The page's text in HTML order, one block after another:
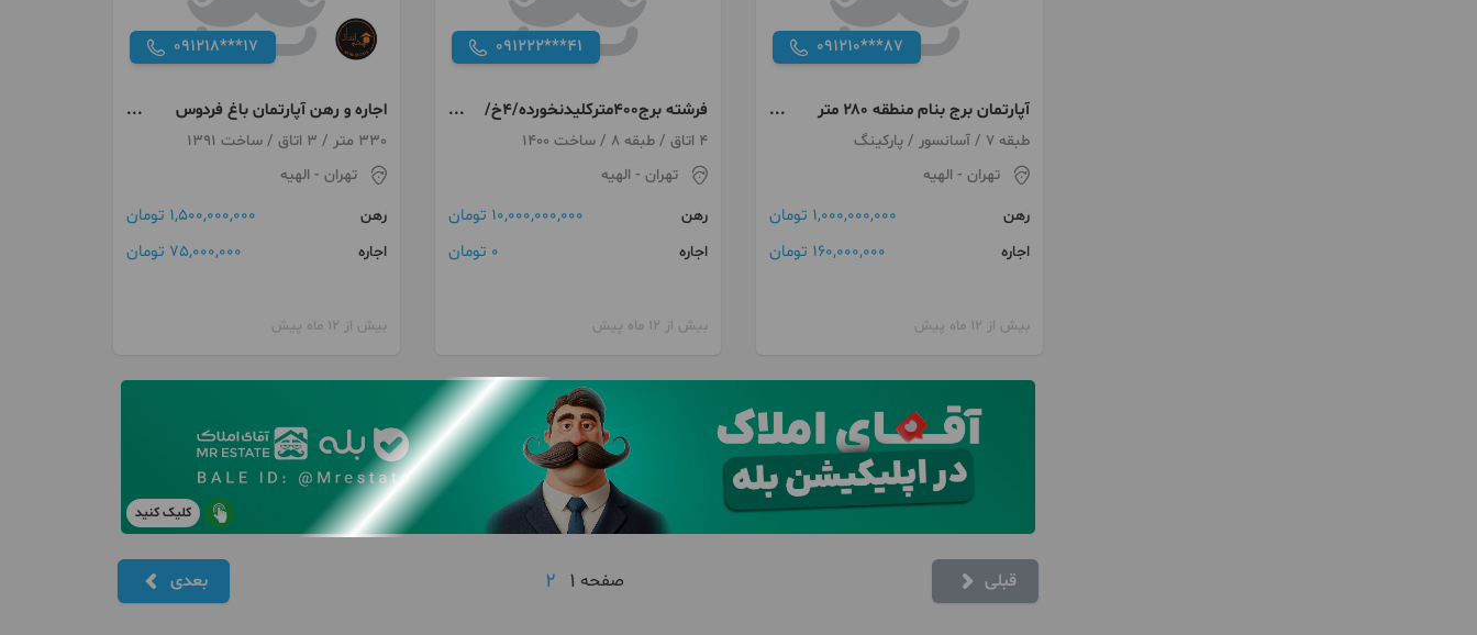
091210***87
آپارتمان برج بنام منطقه ۲۸۰ متر
۳خواب الهیه فرشته
طبقه 7 / آسانسور / پارکینگ
تهران - الهیه
رهن
1,000,000,000 تومان
اجاره 160,000,000 تومان
بیش از 12 ماه پیش
091222***41
فرشته برج۴۰۰مترکلیدنخورده/۴خ/
۳p
4 اتاق / طبقه 8 / ساخت 1400
تهران- الهیه
رهن
10,000,000,000 تومان
اجاره 0 تومان
بیش از 12 ماه پیش
091218***17
اجاره و رهن آپارتمان باغ فردوس
330 متر اکازيون
330 متر / 3 اتاق / ساخت 1391
تهران - الهیه
رهن
1,500,000,000 تومان
اجاره 75,000,000 تومان
بیش از 12 ماه پیش
کلیک کنید
قبلی صفحه 1
2 بعدی